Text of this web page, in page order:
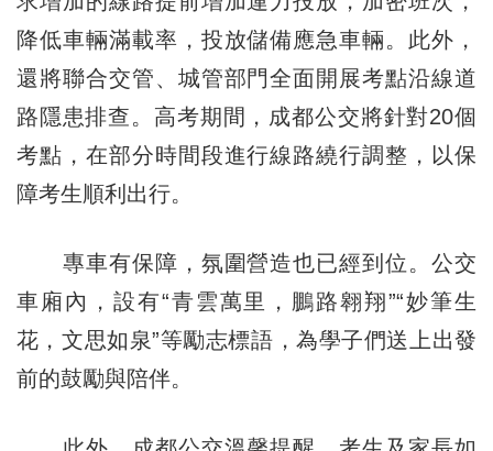
降低車輛滿載率，投放儲備應急車輛。此外，
還將聯合交管、城管部門全面開展考點沿線道
路隱患排查。高考期間，成都公交將針對20個
考點，在部分時間段進行線路繞行調整，以保
障考生順利出行。
專車有保障，氛圍營造也已經到位。公交
車廂內，設有“青雲萬里，鵬路翱翔”“妙筆生
花，文思如泉”等勵志標語，為學子們送上出發
前的鼓勵與陪伴。